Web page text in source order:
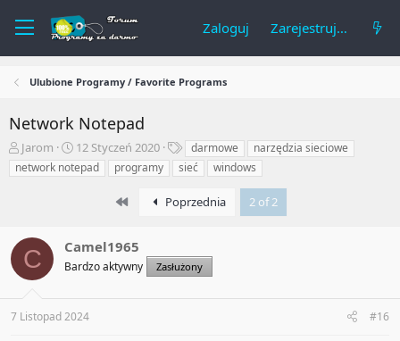
Zaloguj Zarejestruj się
Ulubione Programy / Favorite Programs
Network Notepad
A
u
t
e
m
a
Jarom
R
o
z
z
t
12 Styczeń 2020
T
a
g
darmowe
narzędzia sieciowe
network notepad
programy sieć windows
First Poprzednia 2 of 2
C Camel1965
Bardzo aktywny Zasłużony
7 Listopad 2024 #16